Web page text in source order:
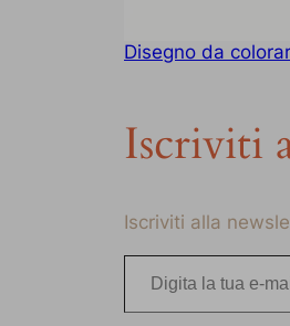
Disegno da
Iscriviti
Iscriviti alla
Digita la tua e-mail…